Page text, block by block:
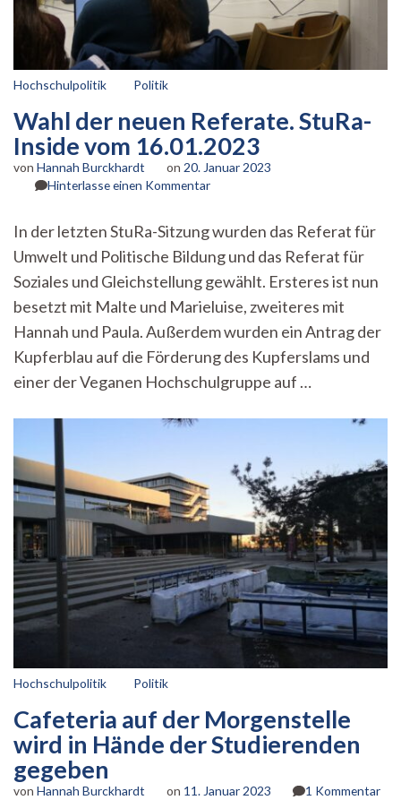
Hochschulpolitik Politik
Wahl der neuen Referate. StuRa-
Inside vom 16.01.2023
von Hannah Burckhardt on 20. Januar 2023
Hinterlasse einen Kommentarzu
neuen
Referate.
StuRa-
Inside
vom
16.01.2023
In der letzten StuRa-Sitzung wurden das Referat für
Umwelt und Politische Bildung und das Referat für
Soziales und Gleichstellung gewählt. Ersteres ist nun
besetzt mit Malte und Marieluise, zweiteres mit
Hannah und Paula. Außerdem wurden ein Antrag der
Kupferblau auf die Förderung des Kupferslams und
einer der Veganen Hochschulgruppe auf …
Hochschulpolitik Politik
Cafeteria auf der Morgenstelle
wird in Hände der Studierenden
gegeben
von Hannah Burckhardt on 11. Januar 2023 1 Kommentarzu